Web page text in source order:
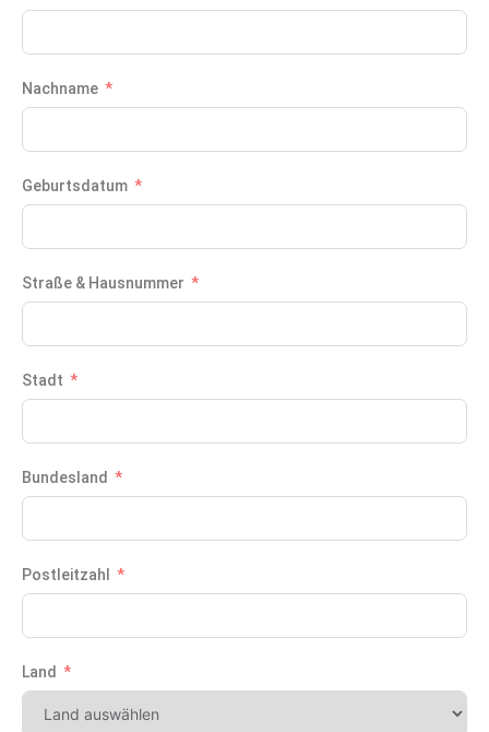
Nachname
Geburtsdatum
Straße & Hausnummer
Stadt
Bundesland
Postleitzahl
Land